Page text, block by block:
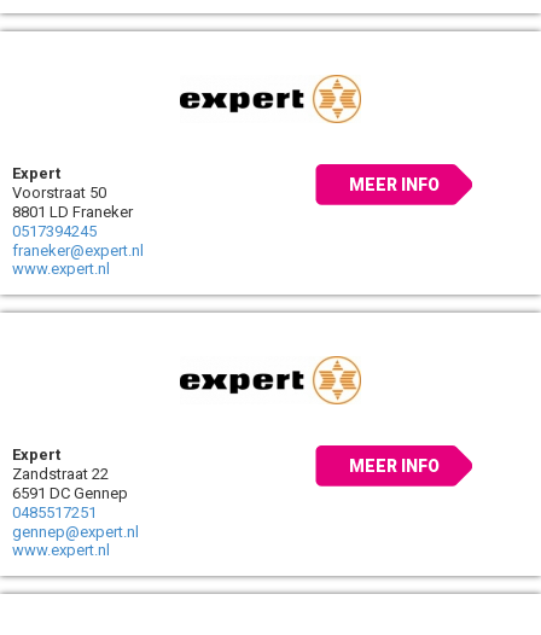
Expert
Voorstraat 50
8801 LD Franeker
0517394245
franeker@expert.nl
www.expert.nl
MEER INFO
Expert
Zandstraat 22
6591 DC Gennep
0485517251
gennep@expert.nl
www.expert.nl
MEER INFO